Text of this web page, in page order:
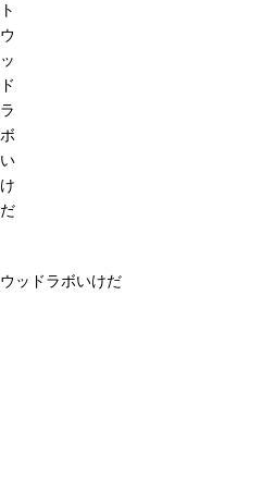
ト
ウ
ッ
ド
ラ
ボ
い
け
だ
ウッドラボいけだ